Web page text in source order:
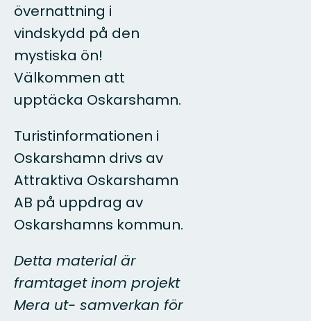
övernattning i
vindskydd på den
mystiska ön!
Välkommen att
upptäcka Oskarshamn.
Turistinformationen i
Oskarshamn drivs av
Attraktiva Oskarshamn
AB på uppdrag av
Oskarshamns kommun.
Detta material är
framtaget inom projekt
Mera ut- samverkan för